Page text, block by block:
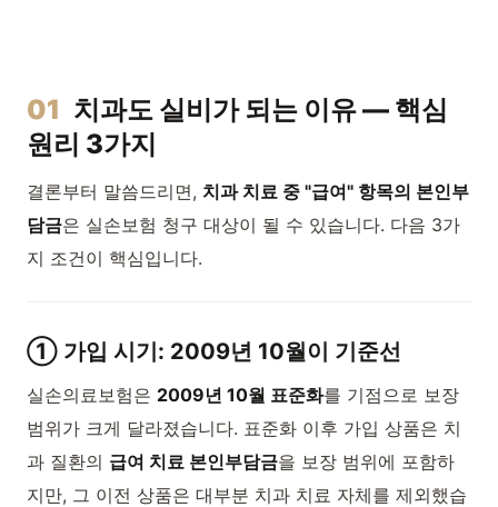
01 치과도 실비가 되는 이유 — 핵심
원리 3가지
결론부터 말씀드리면, 치과 치료 중 "급여" 항목의 본인부
담금은 실손보험 청구 대상이 될 수 있습니다. 다음 3가
지 조건이 핵심입니다.
① 가입 시기: 2009년 10월이 기준선
실손의료보험은 2009년 10월 표준화를 기점으로 보장
범위가 크게 달라졌습니다. 표준화 이후 가입 상품은 치
과 질환의 급여 치료 본인부담금을 보장 범위에 포함하
지만, 그 이전 상품은 대부분 치과 치료 자체를 제외했습